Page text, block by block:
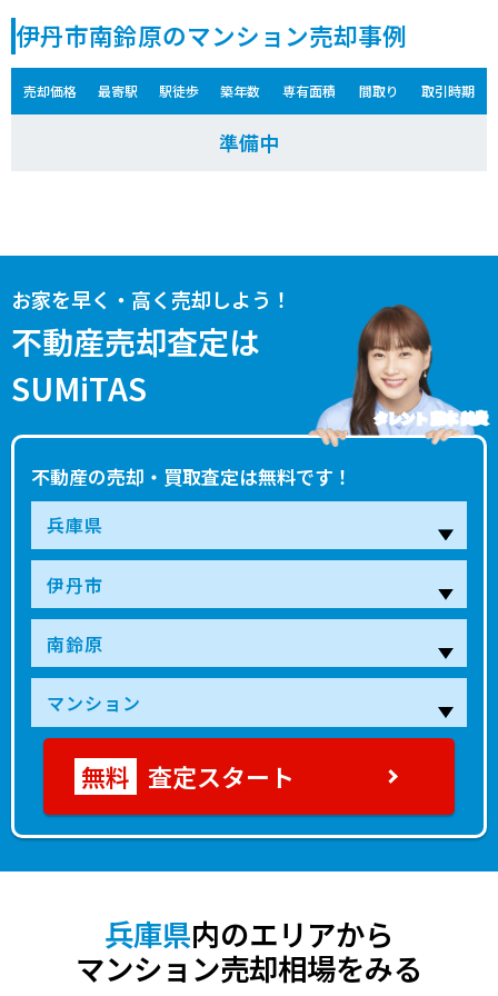
伊丹市南鈴原のマンション売却事例
売却価格 最寄駅 駅徒歩 築年数 専有面積 間取り 取引時期
準備中
お家を早く・高く売却しよう！
不動産売却査定は
SUMiTAS
不動産の売却・買取査定は無料です！
タレント 藤本 美貴
査定スタート
兵庫県内のエリアから
マンション売却相場をみる